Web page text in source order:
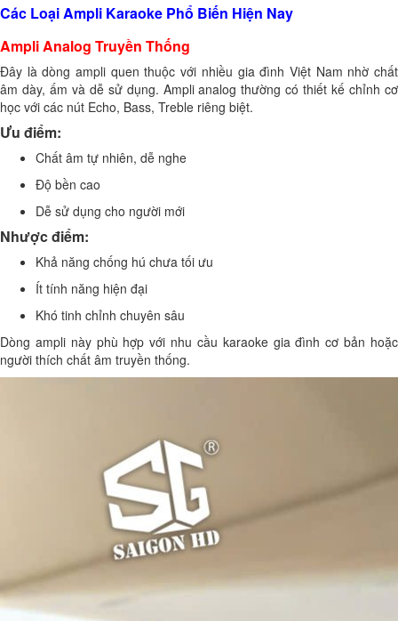
Các Loại Ampli Karaoke Phổ Biến Hiện Nay
Ampli Analog Truyền Thống
Đây là dòng ampli quen thuộc với nhiều gia đình Việt Nam nhờ chất
âm dày, ấm và dễ sử dụng. Ampli analog thường có thiết kế chỉnh cơ
học với các nút Echo, Bass, Treble riêng biệt.
Ưu điểm:
Chất âm tự nhiên, dễ nghe
Độ bền cao
Dễ sử dụng cho người mới
Nhược điểm:
Khả năng chống hú chưa tối ưu
Ít tính năng hiện đại
Khó tinh chỉnh chuyên sâu
Dòng ampli này phù hợp với nhu cầu karaoke gia đình cơ bản hoặc
người thích chất âm truyền thống.